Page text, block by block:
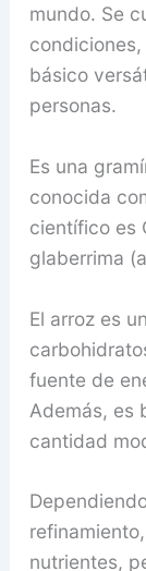
mundo. Se
básico
personas.
Es una
conocida
científico es
glaberrima
El arroz es
fuente de
Además, es
cantidad
nutrientes,